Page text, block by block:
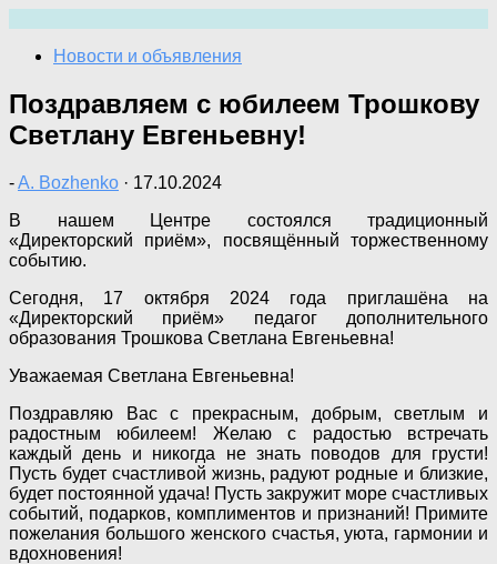
содержимому
Новости и объявления
Поздравляем с юбилеем Трошкову
Светлану Евгеньевну!
-A. Bozhenko · 17.10.2024
В нашем Центре состоялся традиционный
«Директорский приём», посвящённый торжественному
событию.
Сегодня, 17 октября 2024 года приглашёна на
«Директорский приём» педагог дополнительного
образования Трошкова Светлана Евгеньевна!
Уважаемая Светлана Евгеньевна!
Поздравляю Вас с прекрасным, добрым, светлым и
радостным юбилеем! Желаю с радостью встречать
каждый день и никогда не знать поводов для грусти!
Пусть будет счастливой жизнь, радуют родные и близкие,
будет постоянной удача! Пусть закружит море счастливых
событий, подарков, комплиментов и признаний! Примите
пожелания большого женского счастья, уюта, гармонии и
вдохновения!